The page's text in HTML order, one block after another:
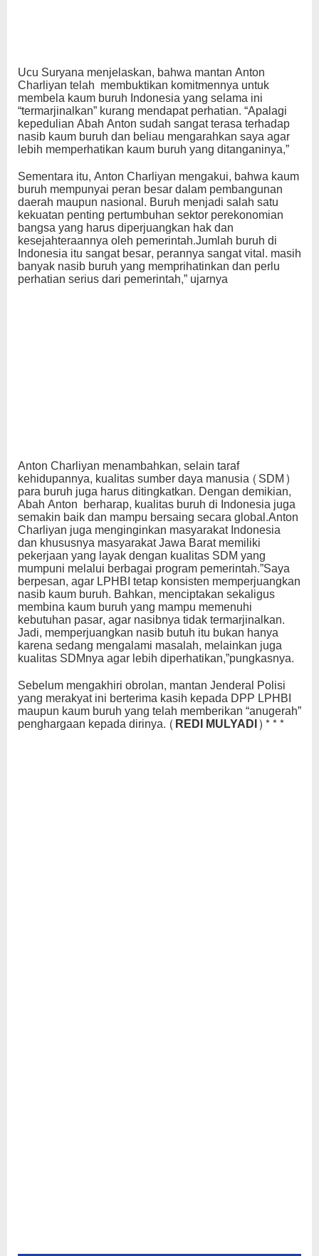
Ucu Suryana menjelaskan, bahwa mantan Anton
Charliyan telah membuktikan komitmennya untuk
membela kaum buruh Indonesia yang selama ini
“termarjinalkan” kurang mendapat perhatian. “Apalagi
kepedulian Abah Anton sudah sangat terasa terhadap
nasib kaum buruh dan beliau mengarahkan saya agar
lebih memperhatikan kaum buruh yang ditanganinya,”
Sementara itu, Anton Charliyan mengakui, bahwa kaum
buruh mempunyai peran besar dalam pembangunan
daerah maupun nasional. Buruh menjadi salah satu
kekuatan penting pertumbuhan sektor perekonomian
bangsa yang harus diperjuangkan hak dan
kesejahteraannya oleh pemerintah.Jumlah buruh di
Indonesia itu sangat besar, perannya sangat vital. masih
banyak nasib buruh yang memprihatinkan dan perlu
perhatian serius dari pemerintah,” ujarnya
Anton Charliyan menambahkan, selain taraf
kehidupannya, kualitas sumber daya manusia (SDM)
para buruh juga harus ditingkatkan. Dengan demikian,
Abah Anton berharap, kualitas buruh di Indonesia juga
semakin baik dan mampu bersaing secara global.Anton
Charliyan juga menginginkan masyarakat Indonesia
dan khususnya masyarakat Jawa Barat memiliki
pekerjaan yang layak dengan kualitas SDM yang
mumpuni melalui berbagai program pemerintah.”Saya
berpesan, agar LPHBI tetap konsisten memperjuangkan
nasib kaum buruh. Bahkan, menciptakan sekaligus
membina kaum buruh yang mampu memenuhi
kebutuhan pasar, agar nasibnya tidak termarjinalkan.
Jadi, memperjuangkan nasib butuh itu bukan hanya
karena sedang mengalami masalah, melainkan juga
kualitas SDMnya agar lebih diperhatikan,”pungkasnya.
Sebelum mengakhiri obrolan, mantan Jenderal Polisi
yang merakyat ini berterima kasih kepada DPP LPHBI
maupun kaum buruh yang telah memberikan “anugerah”
penghargaan kepada dirinya. (REDI MULYADI)***